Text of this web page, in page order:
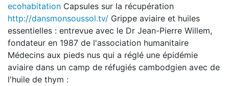
ecohabitation Capsules sur la récupération
http://dansmonsoussol.tv/ Grippe aviaire et huiles
essentielles : entrevue avec le Dr Jean-Pierre Willem,
fondateur en 1987 de l'association humanitaire
Médecins aux pieds nus qui a réglé une épidémie
aviaire dans un camp de réfugiés cambodgien avec de
l'huile de thym :